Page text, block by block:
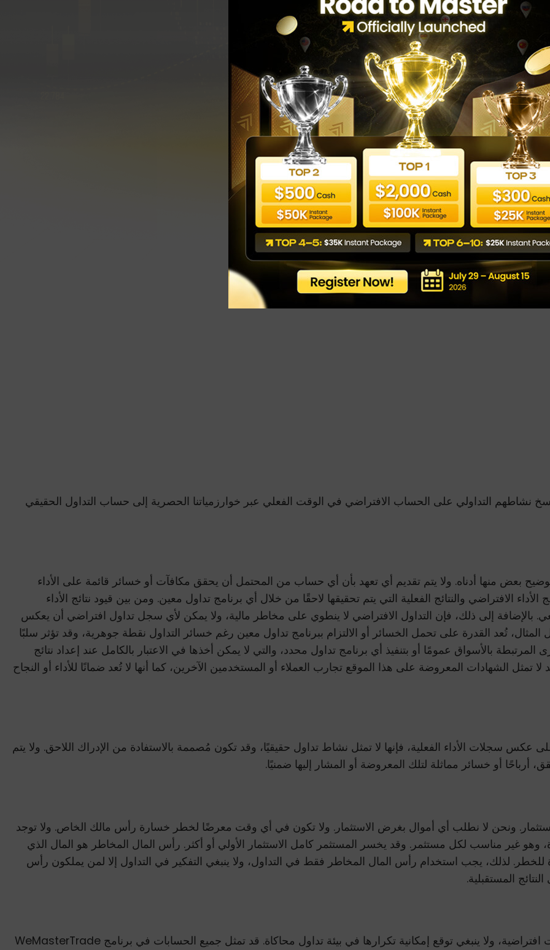
نشاطهم التداولي على الحساب الافتراضي في الوقت الفعلي عبر خوارزمياتنا الحصرية إلى حساب التداول الحقيقي
توضيح بعض منها أدناه. ولا يتم تقديم أي تعهد بأن أي حساب من المحتمل أن يحقق مكافآت أو خسائر قائمة على الأداء
الافتراضي والنتائج الفعلية التي يتم تحقيقها لاحقًا من خلال أي برنامج تداول معين. ومن بين قيود نتائج الأداء
بالإضافة إلى ذلك، فإن التداول الافتراضي لا ينطوي على مخاطر مالية، ولا يمكن لأي سجل تداول افتراضي أن يعكس
المثال، تُعد القدرة على تحمل الخسائر أو الالتزام ببرنامج تداول معين رغم خسائر التداول نقطة جوهرية، وقد تؤثر سلبًا
المرتبطة بالأسواق عمومًا أو بتنفيذ أي برنامج تداول محدد، والتي لا يمكن أخذها في الاعتبار بالكامل عند إعداد نتائج
لا تمثل الشهادات المعروضة على هذا الموقع تجارب العملاء أو المستخدمين الآخرين، كما أنها لا تُعد ضمانًا للأداء أو النجاح
عكس سجلات الأداء الفعلية، فإنها لا تمثل نشاط تداول حقيقيًا، وقد تكون مُصممة بالاستفادة من الإدراك اللاحق. ولا يتم
أو خسائر مماثلة لتلك المعروضة أو المشار إليها ضمنيًا.
ونحن لا نطلب أي أموال بغرض الاستثمار. ولا تكون في أي وقت معرضًا لخطر خسارة رأس مالك الخاص. ولا توجد
وهو غير مناسب لكل مستثمر. وقد يخسر المستثمر كامل الاستثمار الأولي أو أكثر. رأس المال المخاطر هو المال الذي
لذلك، يجب استخدام رأس المال المخاطر فقط في التداول، ولا ينبغي التفكير في التداول إلا لمن يملكون رأس
المستقبلية.
يجب اعتبار جميع الصفقات المعروضة لتعويض العملاء صفقات افتراضية، ولا ينبغي توقع إمكانية تكرارها في بيئة تداول محاكاة. قد تمثل جميع الحسابات في برنامج WeMasterTrade